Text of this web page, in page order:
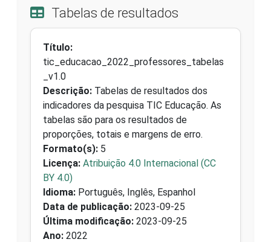
Tabelas de resultados
Título:
tic_educacao_2022_professores_tabelas
_v1.0
Descrição: Tabelas de resultados dos
indicadores da pesquisa TIC Educação. As
tabelas são para os resultados de
proporções, totais e margens de erro.
Formato(s): 5
Licença: Atribuição 4.0 Internacional (CC
BY 4.0)
Idioma: Português, Inglês, Espanhol
Data de publicação: 2023-09-25
Última modificação: 2023-09-25
Ano: 2022